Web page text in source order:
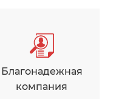
Благонадежная
компания